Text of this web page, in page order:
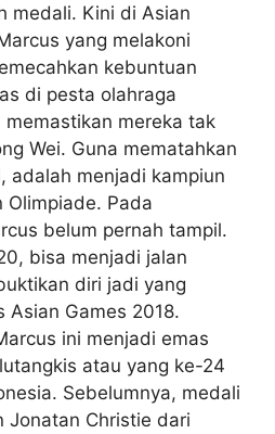
medali. Kini di Asian
yang melakoni
kebuntuan
di pesta olahraga
mereka tak
Wei. Guna mematahkan
adalah menjadi kampiun
Olimpiade. Pada
belum pernah tampil.
bisa menjadi jalan
diri jadi yang
Asian Games 2018.
ini menjadi emas
atau yang ke-24
Sebelumnya, medali
Jonatan Christie dari